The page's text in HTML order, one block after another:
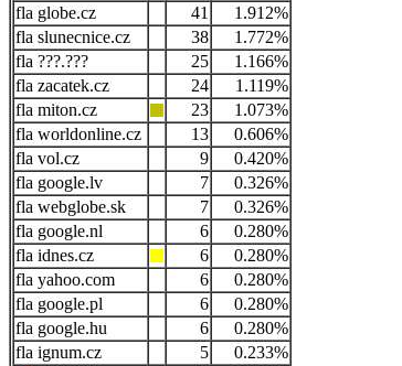
globe.cz
41
1.912%
slunecnice.cz
38
1.772%
???.???
25
1.166%
zacatek.cz
24
1.119%
miton.cz
23
1.073%
worldonline.cz
13
0.606%
vol.cz
9
0.420%
google.lv
7
0.326%
webglobe.sk
7
0.326%
google.nl
6
0.280%
idnes.cz
6
0.280%
yahoo.com
6
0.280%
google.pl
6
0.280%
google.hu
6
0.280%
ignum.cz
5
0.233%